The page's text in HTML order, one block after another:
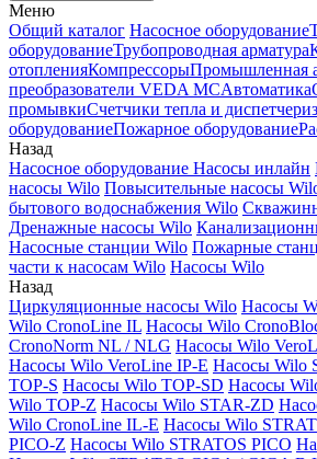
Меню
Общий каталог Насосное оборудование
оборудованиеТрубопроводная арматура
отопленияКомпрессорыПромышленная
преобразователи VEDA MCАвтоматика
промывкиСчетчики тепла и
оборудованиеПожарное оборудование
Назад
Насосное оборудование Насосы инлайн
насосы Wilo Повысительные насосы
бытового водоснабжения Wilo
Дренажные насосы Wilo
Насосные станции Wilo Пожарные
части к насосам Wilo Насосы Wilo
Назад
Циркуляционные насосы Wilo Насосы
Wilo CronoLine IL Насосы Wilo
CronoNorm NL / NLG Насосы Wilo
Насосы Wilo VeroLine IP-E Насосы Wilo
TOP-S Насосы Wilo TOP-SD Насосы
Wilo TOP-Z Насосы Wilo STAR-ZD
Wilo CronoLine IL-E Насосы Wilo
PICO-Z Насосы Wilo STRATOS PICO